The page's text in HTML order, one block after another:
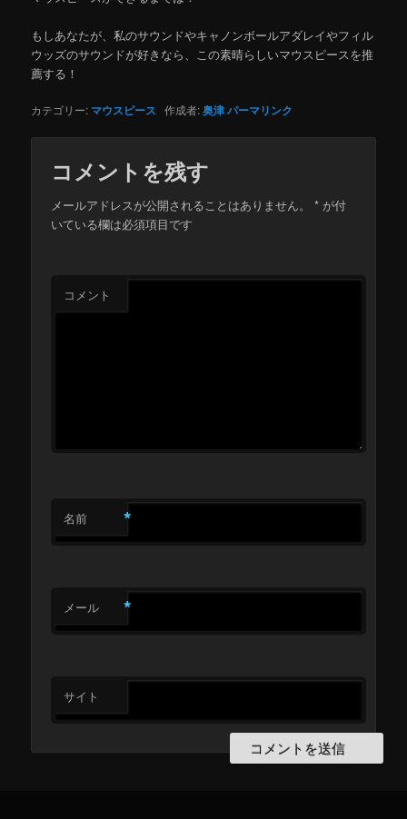
もしあなたが、私のサウンドやキャノンボールアダレイやフィル
ウッズのサウンドが好きなら、この素晴らしいマウスピースを推
薦する！
カテゴリー: マウスピース 作成者:奥津パーマリンク
コメントを残す
メールアドレスが公開されることはありません。 * が付
いている欄は必須項目です
コメント
名前 *
メール *
サイト